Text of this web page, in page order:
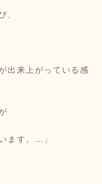
、
出来上がっている感
ます。…」